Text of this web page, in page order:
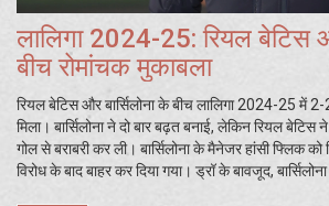
लालिगा 2024-25: रियल बेटिस
बीच रोमांचक मुकाबला
रियल बेटिस और बार्सिलोना के बीच लालिगा 2024-25 में
मिला। बार्सिलोना ने दो बार बढ़त बनाई, लेकिन रियल
गोल से बराबरी कर ली। बार्सिलोना के मैनेजर हांसी फ्लिक को
विरोध के बाद बाहर कर दिया गया। ड्रॉ के बावजूद,